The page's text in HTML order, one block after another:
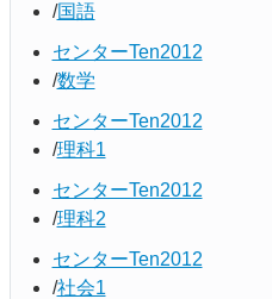
国語
センターTen2012
数学
センターTen2012
理科1
センターTen2012
理科2
センターTen2012
社会1